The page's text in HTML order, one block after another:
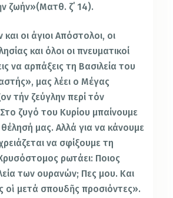
ζωήν»(Ματθ. ζ΄ 14).
οι άγιοι Απόστολοι, οι
και όλοι οι πνευματικοί
να αρπάξεις τη Βασιλεία του
μας λέει ο Μέγας
τήν ζεύγλην περί τόν
ζυγό του Κυρίου μπαίνουμε
μας. Αλλά για να κάνουμε
να σφίξουμε τη
ρωτάει: Ποιος
των ουρανών; Πες μου. Και
οἱ μετά σπουδῆς προσιόντες».